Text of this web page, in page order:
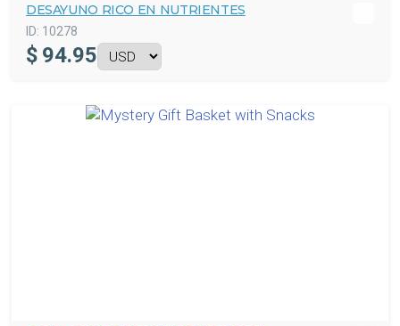
DESAYUNO RICO EN NUTRIENTES
ID: 10278
$ 94.95